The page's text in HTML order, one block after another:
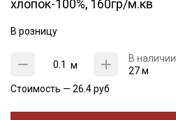
хлопок-100%, 160гр/м.кв
В розницу
м
В наличии
27 м
Стоимость — 26.4руб